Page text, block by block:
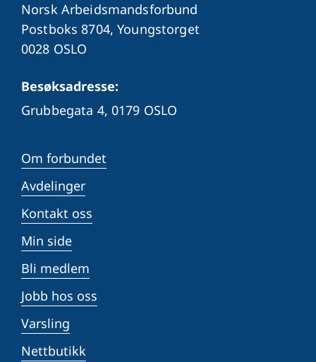
Norsk Arbeidsmandsforbund
Postboks 8704, Youngstorget
0028 OSLO
Besøksadresse:
Grubbegata 4,0179 OSLO
Om forbundet
Avdelinger
Kontakt oss
Min side
Bli medlem
Jobb hos oss
Varsling
Nettbutikk